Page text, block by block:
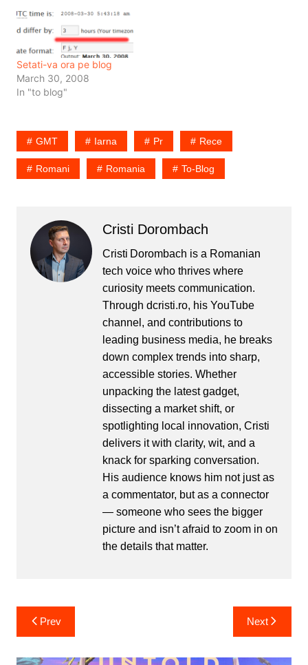
(coordinated universal
time, un fel de alta scriere
la GMT), deci sub UTC
time este:…
Setati-va ora pe blog
March 30, 2008
In "to blog"
GMT Iarna Pr Rece
Romani Romania To-Blog
Cristi Dorombach
Cristi Dorombach is a Romanian
tech voice who thrives where
curiosity meets communication.
Through dcristi.ro, his YouTube
channel, and contributions to
leading business media, he breaks
down complex trends into sharp,
accessible stories. Whether
unpacking the latest gadget,
dissecting a market shift, or
spotlighting local innovation, Cristi
delivers it with clarity, wit, and a
knack for sparking conversation.
His audience knows him not just as
a commentator, but as a connector
— someone who sees the bigger
picture and isn’t afraid to zoom in on
the details that matter.
Post
navigation
Prev Next